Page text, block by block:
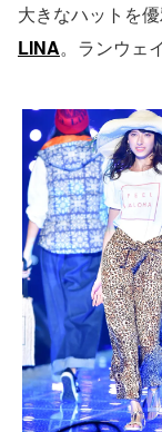
大きなハットを
LINA。ランウェ